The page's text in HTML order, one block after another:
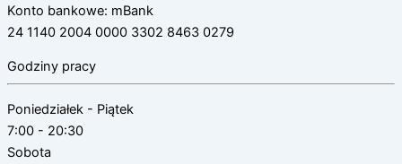
Konto bankowe: mBank
24 1140 2004 0000 3302 8463 0279
Godziny pracy
Poniedziałek - Piątek
7:00 - 20:30
Sobota